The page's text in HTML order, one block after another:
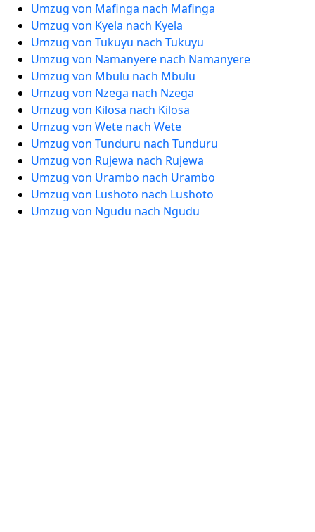
Umzug von Mafinga nach Mafinga
Umzug von Kyela nach Kyela
Umzug von Tukuyu nach Tukuyu
Umzug von Namanyere nach Namanyere
Umzug von Mbulu nach Mbulu
Umzug von Nzega nach Nzega
Umzug von Kilosa nach Kilosa
Umzug von Wete nach Wete
Umzug von Tunduru nach Tunduru
Umzug von Rujewa nach Rujewa
Umzug von Urambo nach Urambo
Umzug von Lushoto nach Lushoto
Umzug von Ngudu nach Ngudu